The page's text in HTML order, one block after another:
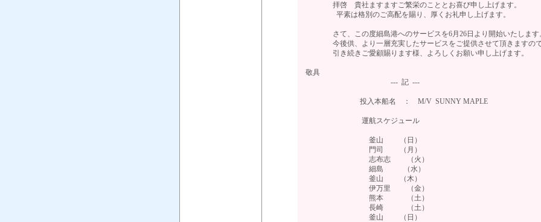
拝啓 貴社ますますご繁栄のこととお喜び申し上げます。
平素は格別のご高配を賜り、厚くお礼申し上げます。
さて、この度細島港へのサービスを6月26日より開始いたします
今後供、より一層充実したサービスをご提供させて頂きますの
引き続きご愛顧賜ります様、よろしくお願い申し上げます。
敬具
--- 記 ---
投入本船名 ： M/V SUNNY MAPLE
運航スケジュール
釜山 （日）
門司 （月）
志布志 （火）
細島 （水）
釜山 （木）
伊万里 （金）
熊本 （土）
長崎 （土）
釜山 （日）